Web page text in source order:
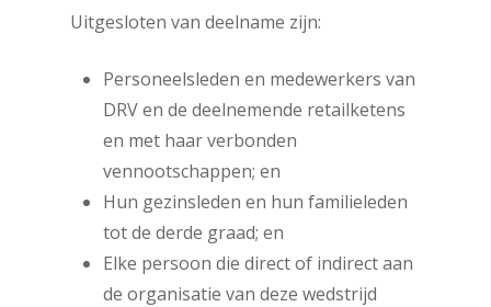
Uitgesloten van deelname zijn:
Personeelsleden en medewerkers van
DRV en de deelnemende retailketens
en met haar verbonden
vennootschappen; en
Hun gezinsleden en hun familieleden
tot de derde graad; en
Elke persoon die direct of indirect aan
de organisatie van deze wedstrijd